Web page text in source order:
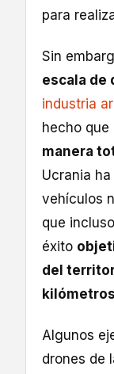
para
Sin
escala de
industria
hecho que
manera
Ucrania
vehículos
que
éxito
del
Algunos
drones de